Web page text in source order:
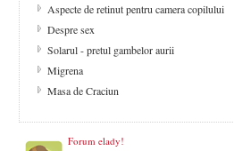
Aspecte de retinut pentru camera copilului
Despre sex
Solarul - pretul gambelor aurii
Migrena
Masa de Craciun
Forum elady!